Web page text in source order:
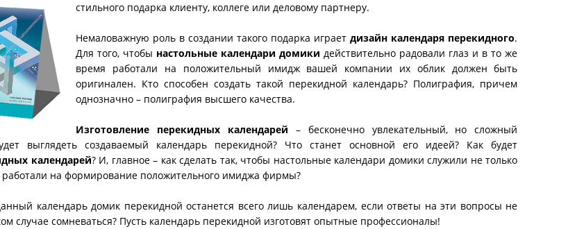
стильного подарка клиенту, коллеге или деловому партнеру.
Немаловажную роль в создании такого подарка играетдизайн календаря перекидного.
Для того, чтобы настольные календари домики действительно радовали глаз и в то же
время работали на положительный имидж вашей компании их облик должен быть
оригинален. Кто способен создать такой перекидной календарь? Полиграфия, причем
однозначно – полиграфия высшего качества.
Изготовление перекидных календарей – бесконечно увлекательный, но сложный
выглядеть создаваемый календарь перекидной? Что станет основной его идеей? Как будет
календарей? И, главное – как сделать так, чтобы настольные календари домики служили не только
на формирование положительного имиджа фирмы?
календарь домик перекидной останется всего лишь календарем, если ответы на эти вопросы не
случае сомневаться? Пусть календарь перекидной изготовят опытные профессионалы!